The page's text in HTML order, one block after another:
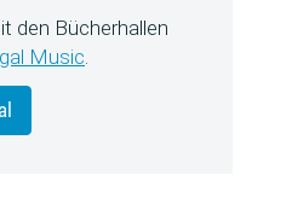
den Bücherhallen
Music